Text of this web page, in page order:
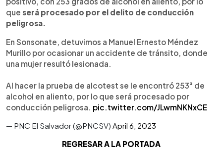
que será procesado por el delito de conducción
peligrosa.
En Sonsonate, detuvimos a Manuel Ernesto Méndez
Murillo por ocasionar un accidente de tránsito, donde
una mujer resultó lesionada.
Al hacer la prueba de alcotest se le encontró 253° de
alcohol en aliento, por lo que será procesado por
conducción peligrosa. pic.twitter.com/JLwmNKNxCE
— PNC El Salvador (@PNCSV) April 6, 2023
REGRESAR A LA PORTADA